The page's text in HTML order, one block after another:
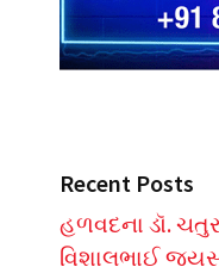
Recent Posts
હળવદના ડૉ.
વિશાલભાઈ